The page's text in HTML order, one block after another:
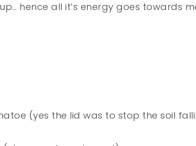
hence all it’s energy goes towards
(yes the lid was to stop the soil